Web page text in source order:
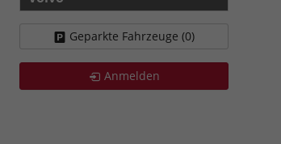
Geparkte Fahrzeuge (0)
Anmelden